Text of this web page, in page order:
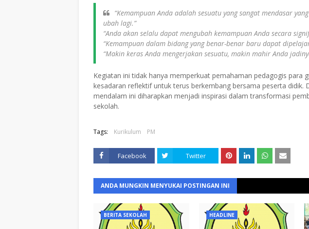
“Kemampuan Anda adalah sesuatu yang sangat mendasar
ubah lagi.”
“Anda akan selalu dapat mengubah kemampuan Anda secara
“Kemampuan dalam bidang yang benar-benar baru dapat
“Makin keras Anda mengerjakan sesuatu, makin mahir Anda
Kegiatan ini tidak hanya memperkuat pemahaman pedagogis para
kesadaran reflektif untuk terus berkembang bersama peserta didik.
mendalam ini diharapkan menjadi inspirasi dalam transformasi
sekolah.
Tags: Kurikulum PM
Facebook Twitter
ANDA MUNGKIN MENYUKAI POSTINGAN INI
BERITA SEKOLAH HEADLINE